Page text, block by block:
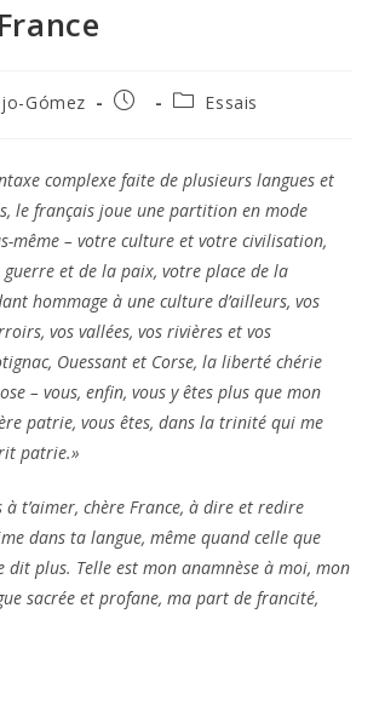
Gómez
Publicación
entrada:
Categoría
entrada:
Essais
complexe faite de plusieurs langues et
le français joue une partition en mode
même – votre culture et votre civilisation,
et de la paix, votre place de la
hommage à une culture d’ailleurs, vos
vos vallées, vos rivières et vos
Ouessant et Corse, la liberté chérie
– vous, enfin, vous y êtes plus que mon
patrie, vous êtes, dans la trinité qui me
patrie.»
à t’aimer, chère France, à dire et redire
dans ta langue, même quand celle que
dit plus. Telle est mon anamnèse à moi, mon
sacrée et profane, ma part de francité,